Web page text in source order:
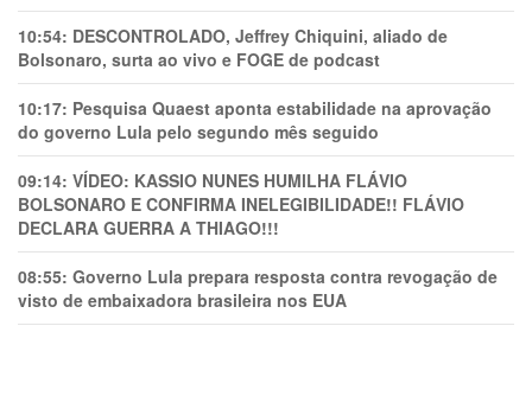
10:54: DESCONTROLADO, Jeffrey Chiquini, aliado de
Bolsonaro, surta ao vivo e FOGE de podcast
10:17: Pesquisa Quaest aponta estabilidade na aprovação
do governo Lula pelo segundo mês seguido
09:14: VÍDEO: KASSIO NUNES HUMlLHA FLÁVIO
BOLSONARO E CONFIRMA INELEGIBILIDADE!! FLÁVIO
DECLARA GUERRA A THIAGO!!!
08:55: Governo Lula prepara resposta contra revogação de
visto de embaixadora brasileira nos EUA